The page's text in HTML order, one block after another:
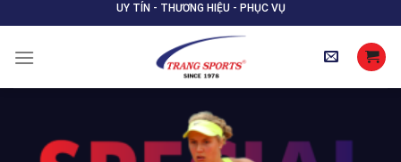
to
UY TÍN - THƯƠNG HIỆU - PHỤC VỤ